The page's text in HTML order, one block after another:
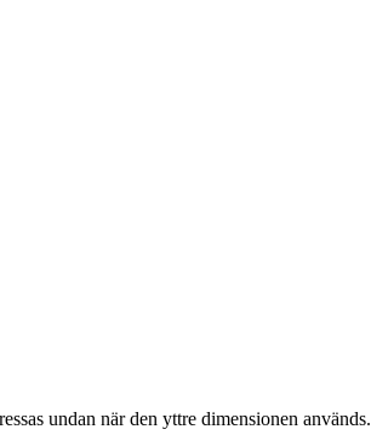
undan när den yttre dimensionen används.